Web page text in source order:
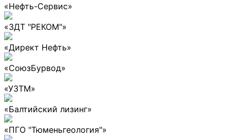
«Нефть-Сервис»
«ЗДТ "РЕКОМ"»
«Директ Нефть»
«СоюзБурвод»
«УЗТМ»
«Балтийский лизинг»
«ПГО "Тюменьгеология"»